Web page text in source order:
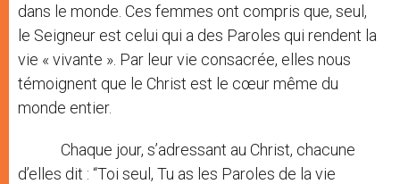
dans le monde. Ces femmes ont compris que, seul,
le Seigneur est celui qui a des Paroles qui rendent la
vie « vivante ». Par leur vie consacrée, elles nous
témoignent que le Christ est le cœur même du
monde entier.
Chaque jour, s’adressant au Christ, chacune
d’elles dit : “Toi seul, Tu as les Paroles de la vie